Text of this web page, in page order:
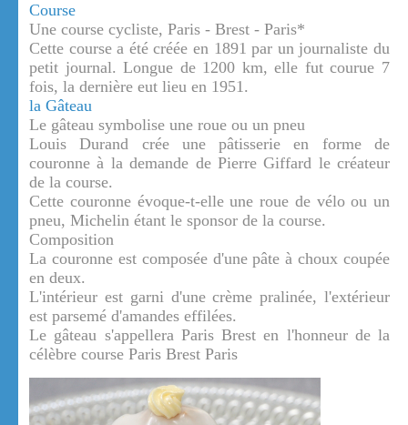
Course
Une course cycliste, Paris - Brest - Paris*
Cette course a été créée en 1891 par un journaliste du
petit journal. Longue de 1200 km, elle fut courue 7
fois, la dernière eut lieu en 1951.
la Gâteau
Le gâteau symbolise une roue ou un pneu
Louis Durand crée une pâtisserie en forme de
couronne à la demande de Pierre Giffard le créateur
de la course.
Cette couronne évoque-t-elle une roue de vélo ou un
pneu, Michelin étant le sponsor de la course.
Composition
La couronne est composée d'une pâte à choux coupée
en deux.
L'intérieur est garni d'une crème pralinée, l'extérieur
est parsemé d'amandes effilées.
Le gâteau s'appellera Paris Brest en l'honneur de la
célèbre course Paris Brest Paris